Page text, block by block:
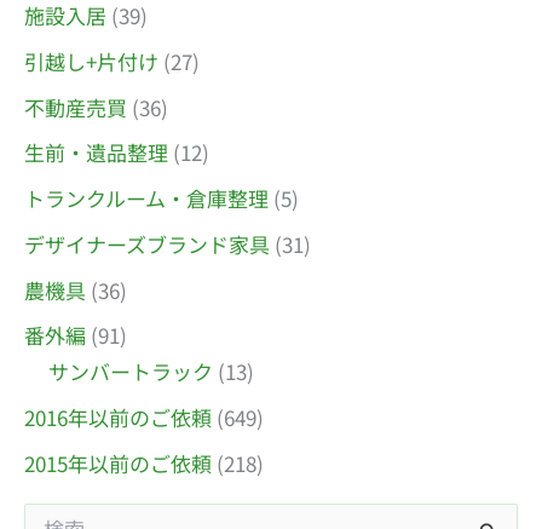
施設入居 (39)
引越し+片付け (27)
不動産売買 (36)
生前・遺品整理 (12)
トランクルーム・倉庫整理 (5)
デザイナーズブランド家具 (31)
農機具 (36)
番外編 (91)
サンバートラック (13)
2016年以前のご依頼 (649)
2015年以前のご依頼 (218)